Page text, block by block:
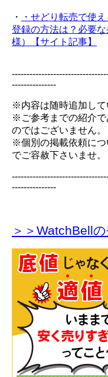
・
・せどり転売で使
登録の方法は？必要
様）【サイト記事】
---------------
※内容は随時追加して
※ご参考までの紹介で
のではございません。
※個別の掲載依頼に
でご容赦下さいませ。
---------------
＞＞WatchBell